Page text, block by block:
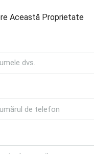
Această Proprietate